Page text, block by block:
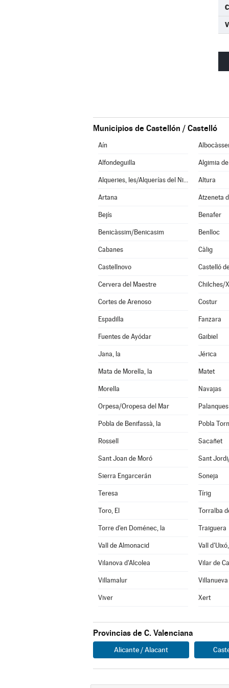
Municipios de Castellón / Castelló
Aín
Alfondeguilla Algimia
Alqueries, les/Alquerías del Niño Perdido Altura
Artana Atzeneta
Bejís Benafer
Benicàssim/Benicasim Benlloc
Cabanes Càlig
Castellnovo Castelló
Cervera del Maestre Chilches/
Cortes de Arenoso Costur
Espadilla Fanzara
Fuentes de Ayódar Gaibiel
Jana, la Jérica
Mata de Morella, la Matet
Morella Navajas
Orpesa/Oropesa del Mar Palanques
Pobla de Benifassà, la Pobla
Rossell Sacañet
Sant Joan de Moró Sant
Sierra Engarcerán Soneja
Teresa Tírig
Toro, El Torralba
Torre d'en Doménec, la Traiguera
Vall de Almonacid Vall
Vilanova d'Alcolea Vilar de
Villamalur
Viver Xert
Provincias de C. Valenciana
Alicante / Alacant